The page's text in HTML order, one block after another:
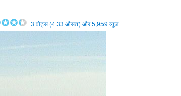
3 वोट्स (4.33 औसत) और5,959 व्यूज